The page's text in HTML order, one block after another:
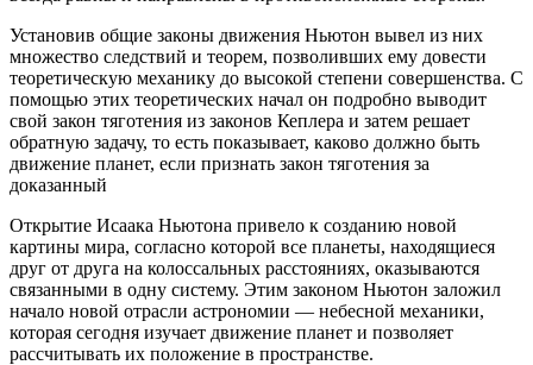
Установив общие законы движения Ньютон вывел из них
множество следствий и теорем, позволивших ему довести
теоретическую механику до высокой степени совершенства. С
помощью этих теоретических начал он подробно выводит
свой закон тяготения из законов Кеплера и затем решает
обратную задачу, то есть показывает, каково должно быть
движение планет, если признать закон тяготения за
доказанный
Открытие Исаака Ньютона привело к созданию новой
картины мира, согласно которой все планеты, находящиеся
друг от друга на колоссальных расстояниях, оказываются
связанными в одну систему. Этим законом Ньютон заложил
начало новой отрасли астрономии — небесной механики,
которая сегодня изучает движение планет и позволяет
рассчитывать их положение в пространстве.